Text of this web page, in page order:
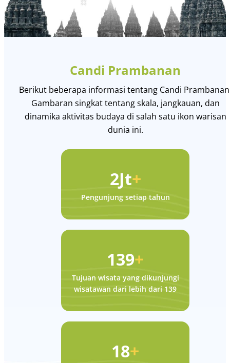
Candi Prambanan
Berikut beberapa informasi tentang Candi
Gambaran singkat tentang skala, jangkauan, dan
dinamika aktivitas budaya di salah satu ikon warisan
dunia ini.
2Jt+
Pengunjung setiap tahun
139+
Tujuan wisata yang dikunjungi
wisatawan dari lebih dari 139
18+